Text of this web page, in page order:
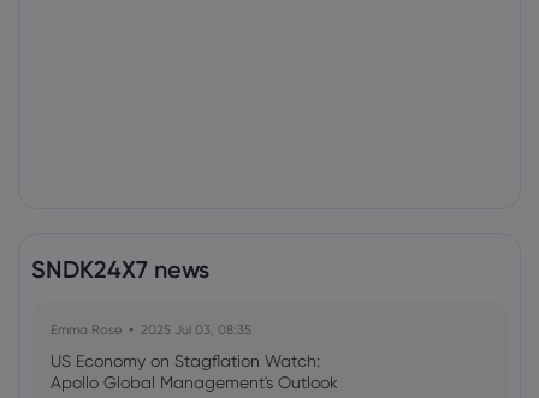
SNDK24X7 news
Emma Rose 2025 Jul 03, 08:35
US Economy on Stagflation Watch:
Apollo Global Management's Outlook